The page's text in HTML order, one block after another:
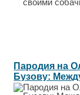
Пародия на
Бузову:
луком...